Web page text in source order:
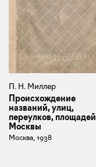
П. Н. Миллер
Происхождение
названий, улиц,
переулков, площадей
Москвы
Москва, 1938